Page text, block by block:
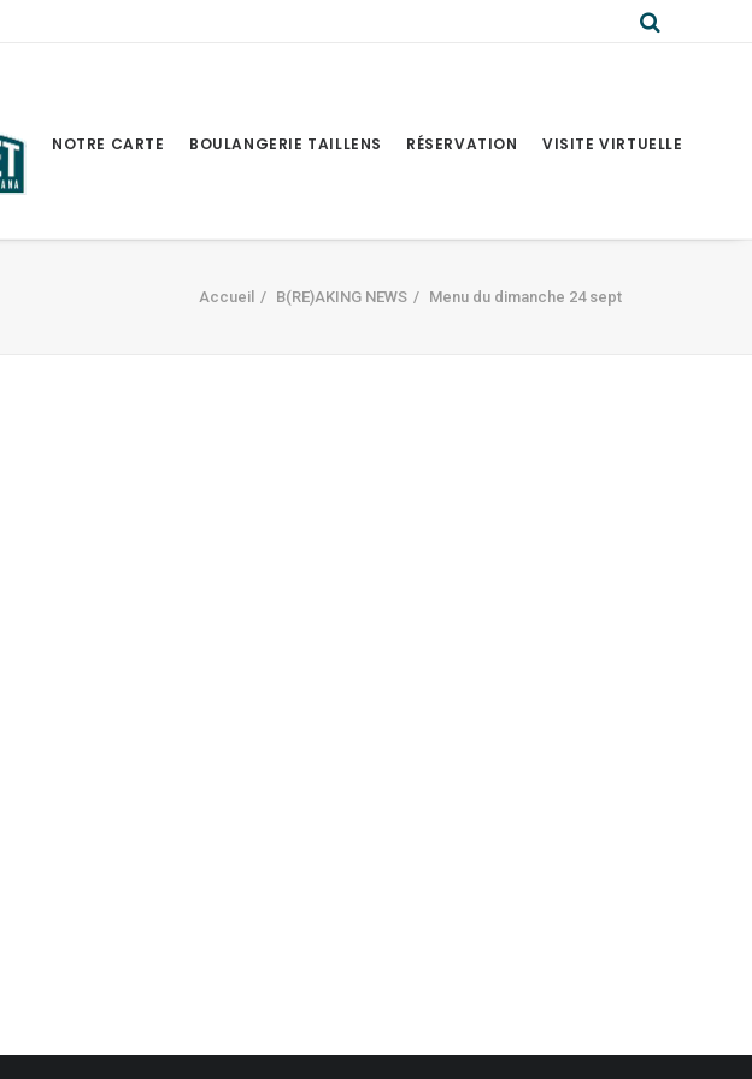
NOTRE CARTE BOULANGERIE TAILLENS RÉSERVATION VISITE VIRTUELLE
Accueil B(RE)AKING NEWS Menu du dimanche 24 sept